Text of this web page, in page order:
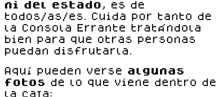
ni del estado
, es de
todos/as/es. Cuida por tanto de
la Consola Errante tratándola
bien para que otras personas
puedan disfrutarla.
Aquí pueden verse
algunas
fotos
de lo que viene dentro de
la caja: